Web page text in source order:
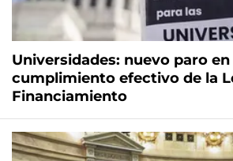
Universidades: nuevo paro
cumplimiento efectivo de la
Financiamiento